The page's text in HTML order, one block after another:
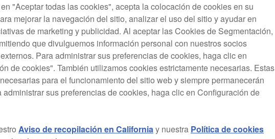
ver.5.4.2
de gestión de música, rekordbox, ofrece correcciones.
como se esperaba al conectarse alDDJ-RXo alDDJ-SX2.
"Aceptar todas las cookies", acepta la colocación de cookies en su
mejorar la navegación del sitio, analizar el uso del sitio y ayudar en
de marketing y publicidad. Al aceptar las Cookies de Segmentación,
que divulguemos información personal con nuestros socios
Para administrar sus preferencias de cookies, haga clic en
de cookies". También utilizamos cookies estrictamente necesarias. Estas
para el funcionamiento del sitio web y siempre permanecerán
administrar sus preferencias de cookies, haga clic en Configuración de
Aviso de recopilación en Californiay nuestra Política de cookies